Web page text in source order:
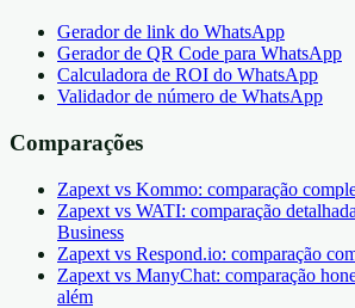
Gerador de link do WhatsApp
Gerador de QR Code para WhatsApp
Calculadora de ROI do WhatsApp
Validador de número de WhatsApp
Comparações
Zapext vs Kommo: comparação
Zapext vs WATI: comparação
Business
Zapext vs Respond.io: comparação
Zapext vs ManyChat: comparação
além